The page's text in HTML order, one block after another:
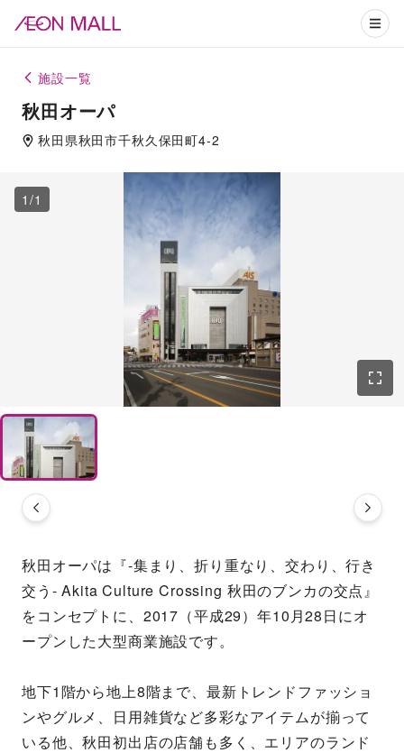
施設一覧
秋田オーパ
秋田県秋田市千秋久保田町4-2
1 /1
秋田オーパは『-集まり、折り重なり、交わり、行き
交う- Akita Culture Crossing 秋田のブンカの交点』
をコンセプトに、2017（平成29）年10月28日にオ
ープンした大型商業施設です。
地下1階から地上8階まで、最新トレンドファッショ
ンやグルメ、日用雑貨など多彩なアイテムが揃って
いる他、秋田初出店の店舗も多く、エリアのランド